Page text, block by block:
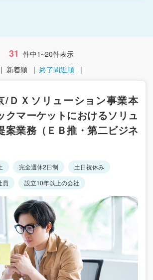
31 件中1~20件表示
| 新着順 | 終了間近順 |
/ＤＸソリューション事業本
クマーケットにおけるソリュ
案業務（ＥＢ推・第二ビジネ
完全週休2日制
土日祝休み
員 設立10年以上の会社